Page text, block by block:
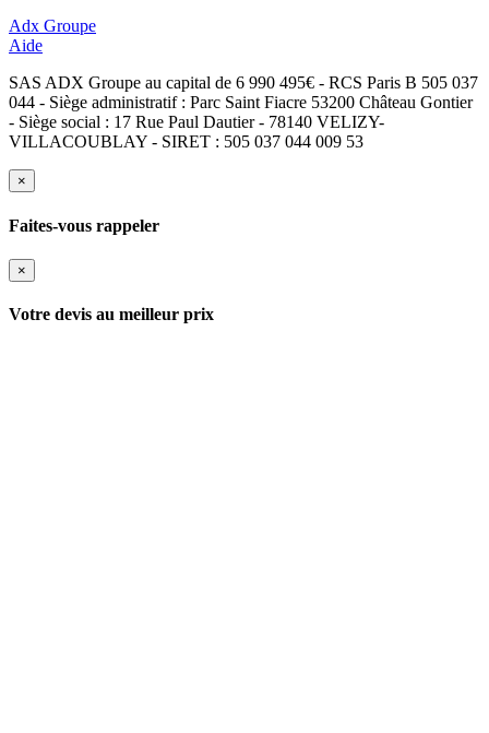
Adx Groupe
Aide
SAS ADX Groupe au capital de 6 990 495€ - RCS Paris B 505 037
044 - Siège administratif : Parc Saint Fiacre 53200 Château Gontier
- Siège social : 17 Rue Paul Dautier - 78140 VELIZY-
VILLACOUBLAY - SIRET : 505 037 044 009 53
×
Faites-vous rappeler
×
Votre devis au meilleur prix